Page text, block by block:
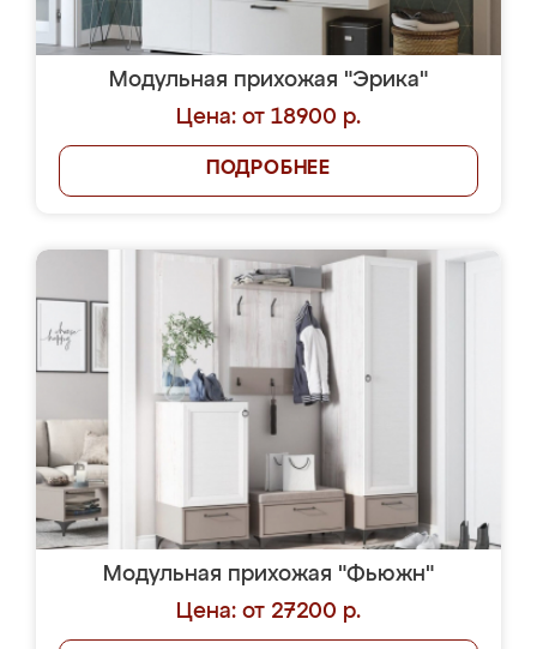
Модульная прихожая "Эрика"
Цена: от 18900 р.
ПОДРОБНЕЕ
Модульная прихожая "Фьюжн"
Цена: от 27200 р.